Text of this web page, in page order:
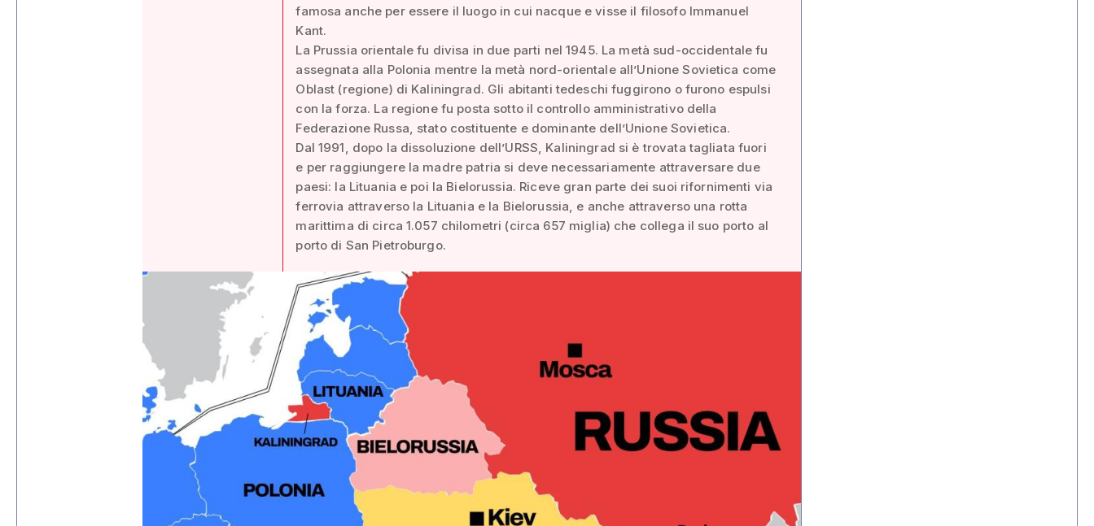
famosa anche per essere il luogo in cui nacque e visse il filosofo Immanuel
Kant.
La Prussia orientale fu divisa in due parti nel 1945. La metà sud-occidentale fu
assegnata alla Polonia mentre la metà nord-orientale all’Unione Sovietica come
Oblast (regione) di Kaliningrad. Gli abitanti tedeschi fuggirono o furono espulsi
con la forza. La regione fu posta sotto il controllo amministrativo della
Federazione Russa, stato costituente e dominante dell’Unione Sovietica.
Dal 1991, dopo la dissoluzione dell’URSS, Kaliningrad si è trovata tagliata fuori
e per raggiungere la madre patria si deve necessariamente attraversare due
paesi: la Lituania e poi la Bielorussia. Riceve gran parte dei suoi rifornimenti via
ferrovia attraverso la Lituania e la Bielorussia, e anche attraverso una rotta
marittima di circa 1.057 chilometri (circa 657 miglia) che collega il suo porto al
porto di San Pietroburgo.